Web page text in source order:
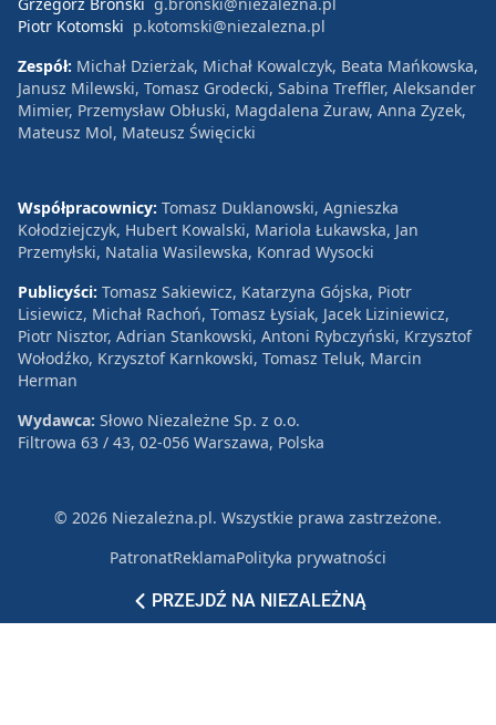
PRZEJDŹ NA NIEZALEŻNĄ
Piotr Kotomski p.kotomski@niezalezna.pl
Zespół: Michał Dzierżak, Michał Kowalczyk, Beata Mańkowska,
Janusz Milewski, Tomasz Grodecki, Sabina Treffler, Aleksander
Mimier, Przemysław Obłuski, Magdalena Żuraw, Anna Zyzek,
Mateusz Mol, Mateusz Święcicki
Współpracownicy: Tomasz Duklanowski, Agnieszka
Kołodziejczyk, Hubert Kowalski, Mariola Łukawska, Jan
Przemyłski, Natalia Wasilewska, Konrad Wysocki
Publicyści: Tomasz Sakiewicz, Katarzyna Gójska, Piotr
Lisiewicz, Michał Rachoń, Tomasz Łysiak, Jacek Liziniewicz,
Piotr Nisztor, Adrian Stankowski, Antoni Rybczyński, Krzysztof
Wołodźko, Krzysztof Karnkowski, Tomasz Teluk, Marcin
Herman
Wydawca: Słowo Niezależne Sp. z o.o.
Filtrowa 63 / 43, 02-056 Warszawa, Polska
© 2026 Niezależna.pl. Wszystkie prawa zastrzeżone.
PatronatReklamaPolityka prywatności